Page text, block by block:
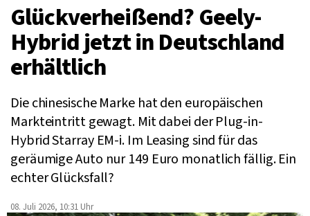
Glückverheißend? Geely-
Hybrid jetzt in Deutschland
erhältlich
Die chinesische Marke hat den europäischen
Markteintritt gewagt. Mit dabei der Plug-in-
Hybrid Starray EM-i. Im Leasing sind für das
geräumige Auto nur 149 Euro monatlich fällig. Ein
echter Glücksfall?
08. Juli 2026, 10:31 Uhr